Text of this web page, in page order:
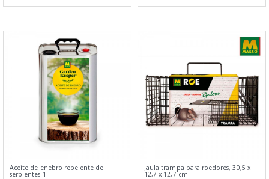
Aceite de enebro repelente de
serpientes 1 l
Jaula trampa para roedores, 30,5 x
12,7 x 12,7 cm